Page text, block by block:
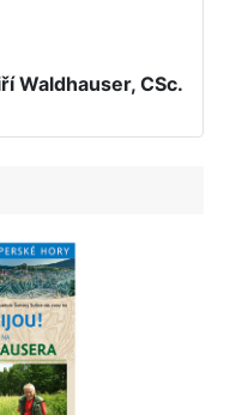
Waldhauser, CSc.